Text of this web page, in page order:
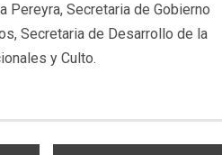
Pereyra, Secretaria de Gobierno
Secretaria de Desarrollo de la
y Culto.